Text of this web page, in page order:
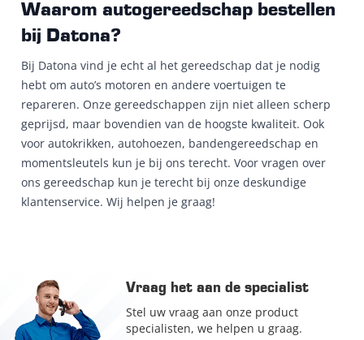
Waarom autogereedschap bestellen
bij Datona?
Bij Datona vind je echt al het gereedschap dat je nodig
hebt om auto’s motoren en andere voertuigen te
repareren. Onze gereedschappen zijn niet alleen scherp
geprijsd, maar bovendien van de hoogste kwaliteit. Ook
voor autokrikken, autohoezen, bandengereedschap en
momentsleutels kun je bij ons terecht. Voor vragen over
ons gereedschap kun je terecht bij onze deskundige
klantenservice. Wij helpen je graag!
Vraag het aan de specialist
Stel uw vraag aan onze product
specialisten, we helpen u graag.